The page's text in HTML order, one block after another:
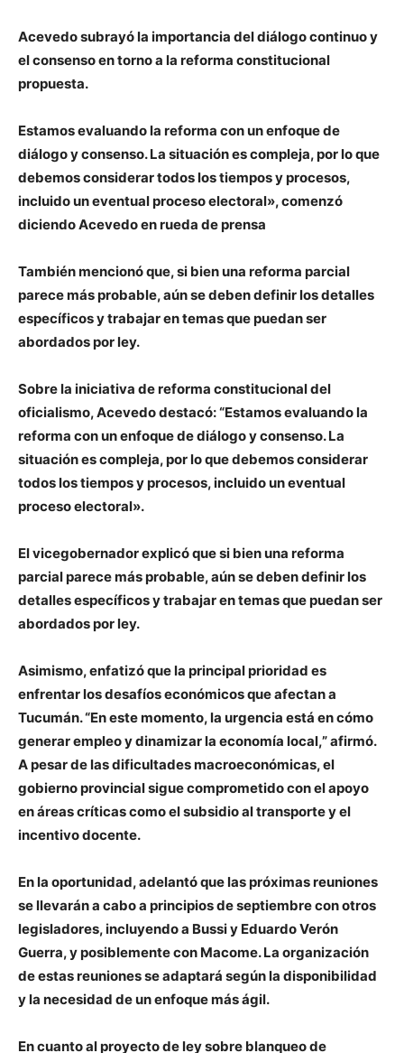
Acevedo subrayó la importancia del diálogo continuo y
el consenso en torno a la reforma constitucional
propuesta.
Estamos evaluando la reforma con un enfoque de
diálogo y consenso. La situación es compleja, por lo que
debemos considerar todos los tiempos y procesos,
incluido un eventual proceso electoral», comenzó
diciendo Acevedo en rueda de prensa
También mencionó que, si bien una reforma parcial
parece más probable, aún se deben definir los detalles
específicos y trabajar en temas que puedan ser
abordados por ley.
Sobre la iniciativa de reforma constitucional del
oficialismo, Acevedo destacó: “Estamos evaluando la
reforma con un enfoque de diálogo y consenso. La
situación es compleja, por lo que debemos considerar
todos los tiempos y procesos, incluido un eventual
proceso electoral».
El vicegobernador explicó que si bien una reforma
parcial parece más probable, aún se deben definir los
detalles específicos y trabajar en temas que puedan ser
abordados por ley.
Asimismo, enfatizó que la principal prioridad es
enfrentar los desafíos económicos que afectan a
Tucumán. “En este momento, la urgencia está en cómo
generar empleo y dinamizar la economía local,” afirmó.
A pesar de las dificultades macroeconómicas, el
gobierno provincial sigue comprometido con el apoyo
en áreas críticas como el subsidio al transporte y el
incentivo docente.
En la oportunidad, adelantó que las próximas reuniones
se llevarán a cabo a principios de septiembre con otros
legisladores, incluyendo a Bussi y Eduardo Verón
Guerra, y posiblemente con Macome.La organización
de estas reuniones se adaptará según la disponibilidad
y la necesidad de un enfoque más ágil.
En cuanto al proyecto de ley sobre blanqueo de